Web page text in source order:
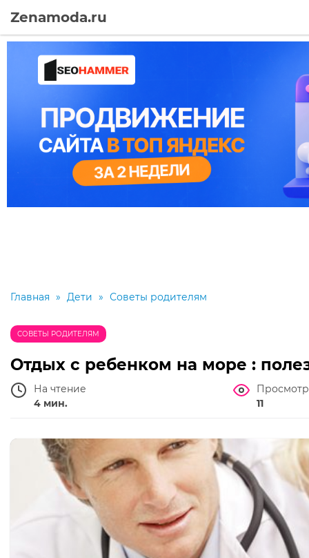
Zenamoda.ru
Главная » Дети » Советы родителям
СОВЕТЫ РОДИТЕЛЯМ
Отдых с ребенком на море :
На чтение
4 мин.
11